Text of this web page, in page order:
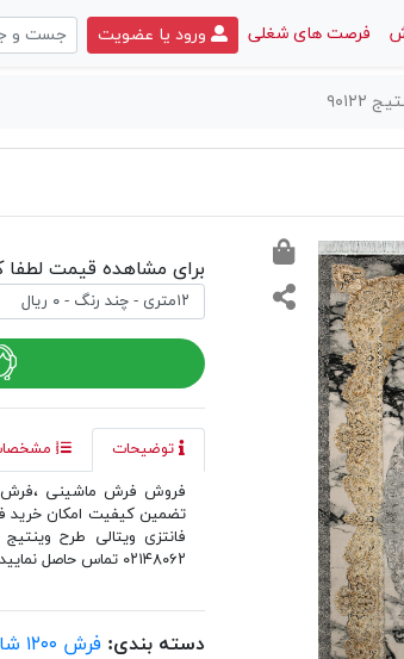
فرصت های شغلی ورود یا عضویت
برای مشاهده قیمت لطفا
توضیحات
فروش فرش ماشینی ،فرش
تضمین کیفیت امکان
۰۲۱۴۸۰۶۲ تماس حاصل نمایید
دسته بندی: فرش ۱۲۰۰ شانه